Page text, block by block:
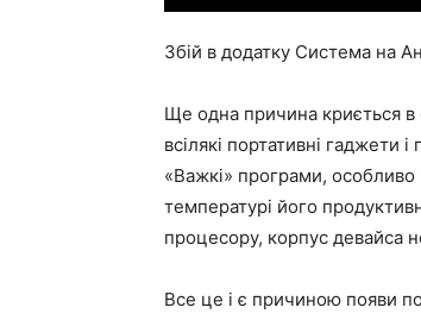
Збій в додатку Система на
Ще одна причина криється в
всілякі портативні гаджети
«Важкі» програми, особливо
температурі його
процесору, корпус девайса
Все це і є причиною появи